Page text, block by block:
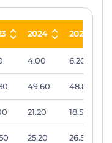
2024 2025
2024 2025
4.00 6.20
49.60 48.80
21.20 18.50
25.20 26.50